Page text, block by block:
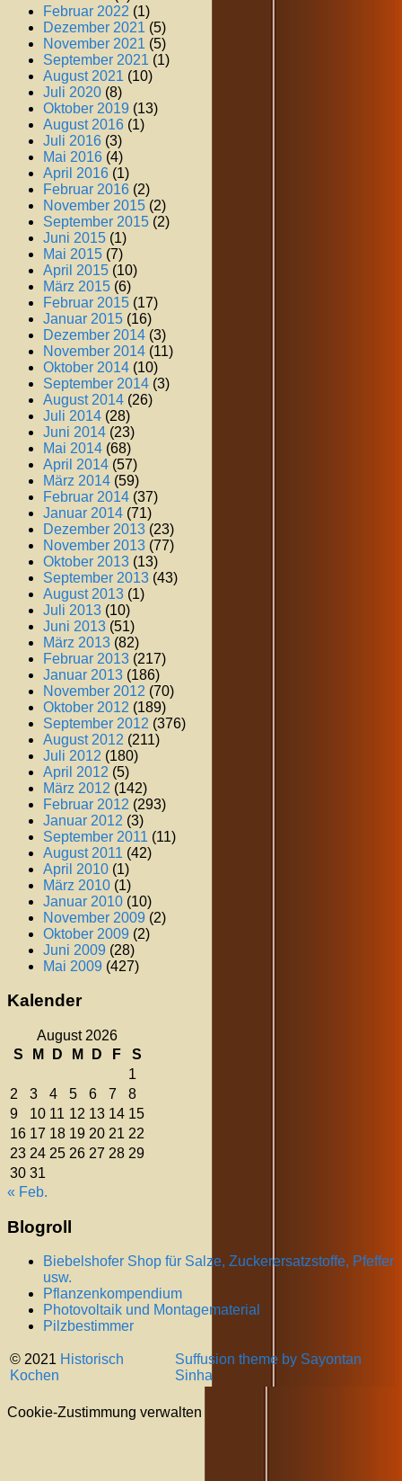
Februar 2022 (1)
Dezember 2021 (5)
November 2021 (5)
September 2021 (1)
August 2021 (10)
Juli 2020 (8)
Oktober 2019 (13)
August 2016 (1)
Juli 2016 (3)
Mai 2016 (4)
April 2016 (1)
Februar 2016 (2)
November 2015 (2)
September 2015 (2)
Juni 2015 (1)
Mai 2015 (7)
April 2015 (10)
März 2015 (6)
Februar 2015 (17)
Januar 2015 (16)
Dezember 2014 (3)
November 2014 (11)
Oktober 2014 (10)
September 2014 (3)
August 2014 (26)
Juli 2014 (28)
Juni 2014 (23)
Mai 2014 (68)
April 2014 (57)
März 2014 (59)
Februar 2014 (37)
Januar 2014 (71)
Dezember 2013 (23)
November 2013 (77)
Oktober 2013 (13)
September 2013 (43)
August 2013 (1)
Juli 2013 (10)
Juni 2013 (51)
März 2013 (82)
Februar 2013 (217)
Januar 2013 (186)
November 2012 (70)
Oktober 2012 (189)
September 2012 (376)
August 2012 (211)
Juli 2012 (180)
April 2012 (5)
März 2012 (142)
Februar 2012 (293)
Januar 2012 (3)
September 2011 (11)
August 2011 (42)
April 2010 (1)
März 2010 (1)
Januar 2010 (10)
November 2009 (2)
Oktober 2009 (2)
Juni 2009 (28)
Mai 2009 (427)
Kalender
August 2026
S
M D M D F
S
1
2
3 4 5 6 7
8
9
10 11 12 13 14 15
16 17 18 19 20 21 22
23 24 25 26 27 28 29
30 31
« Feb.
Blogroll
Biebelshofer Shop für Salze, Zuckerersatzstoffe, Pfeffer
usw.
Pflanzenkompendium
Photovoltaik und Montagematerial
Pilzbestimmer
© 2021 Historisch
Kochen
Suffusion theme by Sayontan
Sinha
Cookie-Zustimmung verwalten